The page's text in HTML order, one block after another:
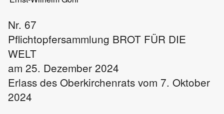
Nr. 67
Pflichtopfersammlung BROT FÜR DIE
WELT
am 25. Dezember 2024
Erlass des Oberkirchenrats vom 7. Oktober
2024